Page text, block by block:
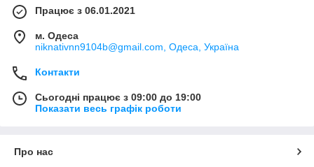
Працює з 06.01.2021
м. Одеса
niknativnn9104b@gmail.com, Одеса, Україна
Контакти
Сьогодні працює з 09:00 до 19:00
Показати весь графік роботи
Про нас